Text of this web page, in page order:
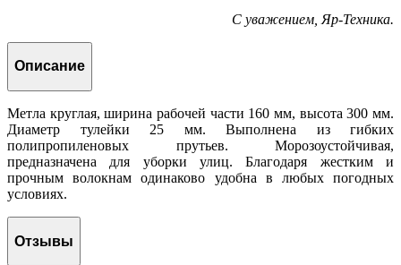
С уважением, Яр-Техника.
Описание
Метла круглая, ширина рабочей части 160 мм, высота 300 мм.
Диаметр тулейки 25 мм. Выполнена из гибких
полипропиленовых прутьев. Морозоустойчивая,
предназначена для уборки улиц. Благодаря жестким и
прочным волокнам одинаково удобна в любых погодных
условиях.
Отзывы